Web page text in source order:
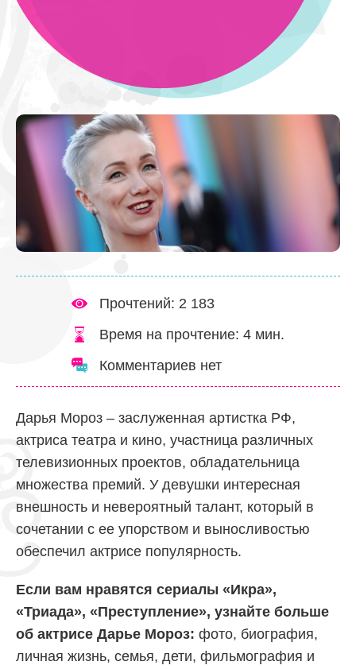
Прочтений: 2 183
Время на прочтение: 4 мин.
Комментариев нет
Дарья Мороз – заслуженная артистка РФ,
актриса театра и кино, участница различных
телевизионных проектов, обладательница
множества премий. У девушки интересная
внешность и невероятный талант, который в
сочетании с ее упорством и выносливостью
обеспечил актрисе популярность.
Если вам нравятся сериалы «Икра»,
«Триада», «Преступление», узнайте больше
об актрисе Дарье Мороз: фото, биография,
личная жизнь, семья, дети, фильмография и